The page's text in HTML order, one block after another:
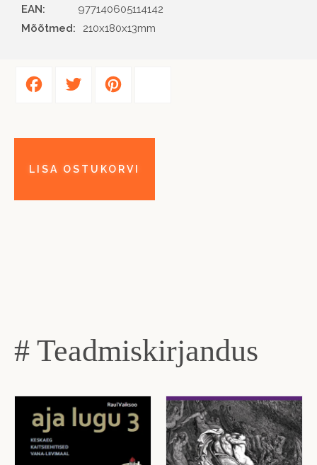
EAN
977140605114142
Mõõtmed:
210x180x13mm
# Teadmiskirjandus